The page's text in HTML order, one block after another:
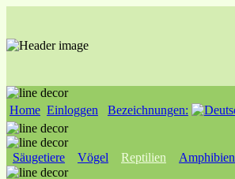
Home Einloggen Bezeichnungen:
Säugetiere Vögel Reptilien Amphibien